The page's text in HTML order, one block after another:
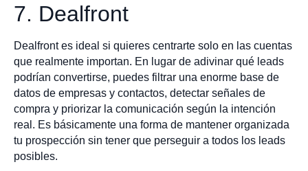
7. Dealfront
Dealfront es ideal si quieres centrarte solo en las cuentas
que realmente importan. En lugar de adivinar qué leads
podrían convertirse, puedes filtrar una enorme base de
datos de empresas y contactos, detectar señales de
compra y priorizar la comunicación según la intención
real. Es básicamente una forma de mantener organizada
tu prospección sin tener que perseguir a todos los leads
posibles.